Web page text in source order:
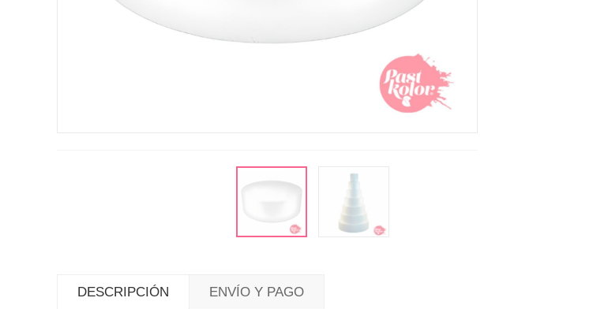
DESCRIPCIÓN ENVÍO Y PAGO